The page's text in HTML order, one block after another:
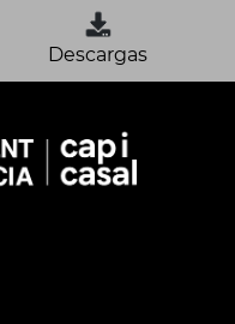
Descargas